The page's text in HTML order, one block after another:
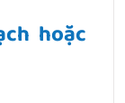
hoặc